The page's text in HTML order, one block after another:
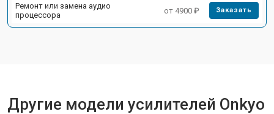
Ремонт или замена аудио
процессора
от 4900 ₽ Заказать
Другие модели усилителей Onkyo